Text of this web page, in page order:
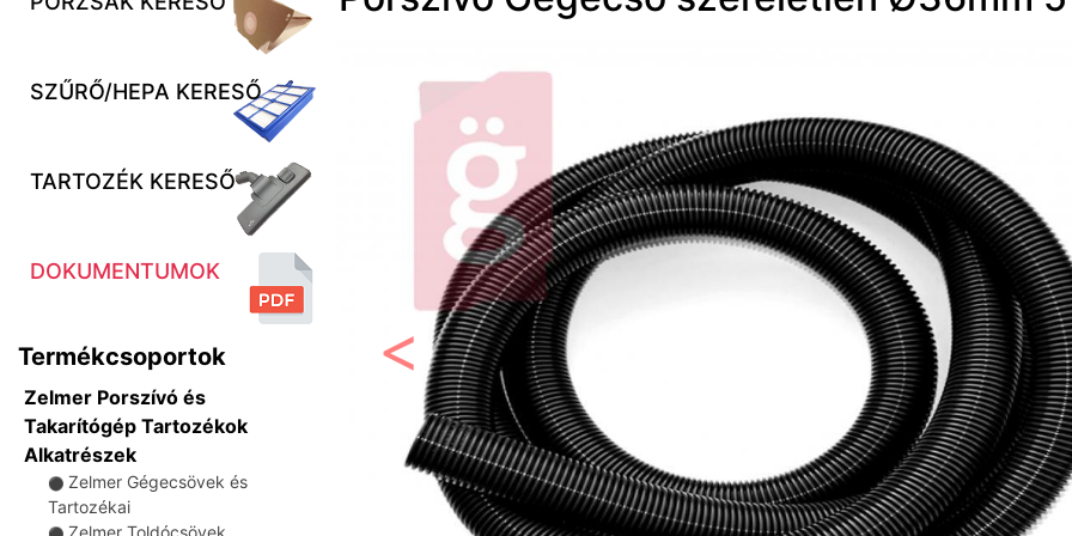
SZŰRŐ/HEPA KERESŐ
TARTOZÉK KERESŐ
DOKUMENTUMOK
Termékcsoportok
Zelmer Porszívó és
Takarítógép Tartozékok
Alkatrészek
⚫ Zelmer Gégecsövek és
Tartozékai
Zelmer Toldócsövek
Előző